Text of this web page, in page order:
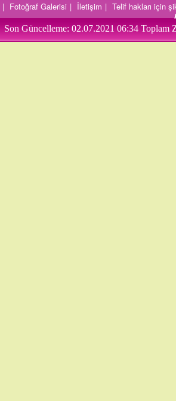
| Fotoğraf Galerisi | İletişim | Telif hakları için
Son Güncelleme: 02.07.2021 06:34 Toplam